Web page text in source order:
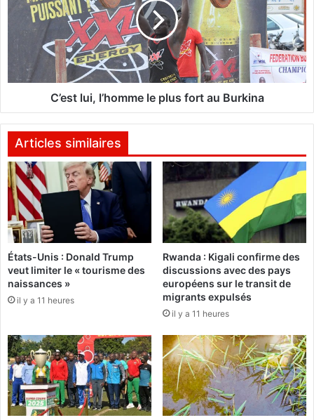
p
u
v
e
e
n
l
m
s
a
f
r
a
i
n
s
,
’
h
m
m
e
e
p
u
s
f
o
t
a
u
B
u
r
C’est lui, l’homme le plus fort au Burkina
Articles similaires
États-Unis : Donald Trump
veut limiter le « tourisme des
naissances »
il y a 11 heures
Rwanda : Kigali confirme des
discussions avec des pays
européens sur le transit de
migrants expulsés
il y a 11 heures